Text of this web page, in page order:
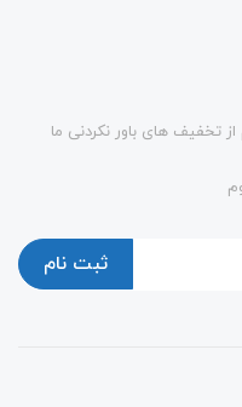
تخفیف های باور نکردنی ما
ثبت نام